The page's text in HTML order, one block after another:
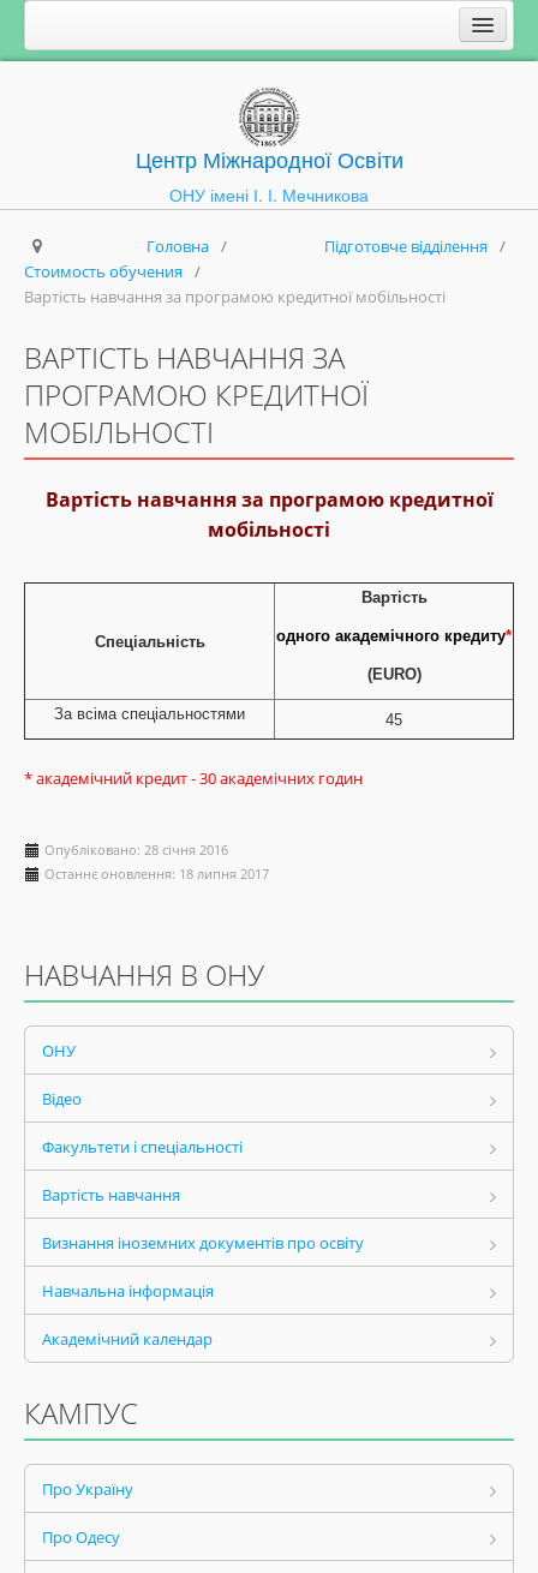
Центр Міжнародної Освіти
ОНУ імені І. І. Мечникова
Головна / Підготовче відділення /
Стоимость обучения /
Вартість навчання за програмою кредитної мобільності
ВАРТІСТЬ НАВЧАННЯ ЗА
ПРОГРАМОЮ КРЕДИТНОЇ
МОБІЛЬНОСТІ
Вартість навчання за програмою кредитної
мобільності
Спеціальність
Вартість
одного академічного кредиту*
(EURO)
За всіма спеціальностями 45
* академічний кредит - 30 академічних годин
Опубліковано: 28 січня 2016
Останнє оновлення: 18 липня 2017
НАВЧАННЯ В ОНУ
ОНУ
Відео
Факультети і спеціальності
Вартість навчання
Визнання іноземних документів про освіту
Навчальна інформація
Академічний календар
КАМПУС
Про Україну
Про Одесу